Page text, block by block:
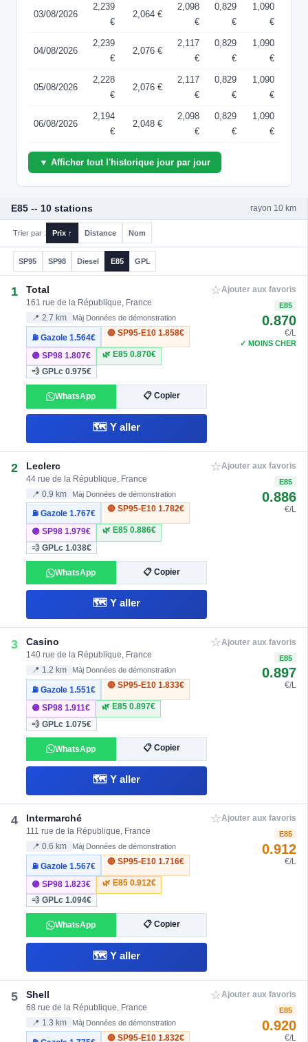
03/08/2026
2,239
€
2,064 €
2,098
€
0,829
€
1,090
€
04/08/2026
2,239
€
2,076 €
2,117
€
0,829
€
1,090
€
05/08/2026
2,228
€
2,076 €
2,117
€
0,829
€
1,090
€
06/08/2026
2,194
€
2,048 €
2,098
€
0,829
€
1,090
€
▼ Afficher tout l'historique jour par jour
E85 -- 10 stations rayon 10 km
Trier par : Prix ↑ Distance Nom
SP95 SP98 Diesel E85 GPL
1 Total
161 rue de la République, France
📍 2.7 km Màj Données de démonstration
⛽ Gazole1.564€
🔴 SP95-E10 1.858€
🟣 SP981.807€ 🌿 E85 0.870€
💨 GPLc0.975€
WhatsApp 📋 Copier
🗺️ Y aller
☆Ajouter aux favoris
E85
0.870
€/L
✓ MOINS CHER
2 Leclerc
44 rue de la République, France
📍 0.9 km Màj Données de démonstration
⛽ Gazole1.767€
🔴 SP95-E10 1.782€
🟣 SP981.979€ 🌿 E85 0.886€
💨 GPLc1.038€
WhatsApp 📋 Copier
🗺️ Y aller
☆Ajouter aux favoris
E85
0.886
€/L
3 Casino
140 rue de la République, France
📍 1.2 km Màj Données de démonstration
⛽ Gazole1.551€
🔴 SP95-E10 1.833€
🟣 SP981.911€ 🌿 E85 0.897€
💨 GPLc1.075€
WhatsApp 📋 Copier
🗺️ Y aller
☆Ajouter aux favoris
E85
0.897
€/L
4 Intermarché
111 rue de la République, France
📍 0.6 km Màj Données de démonstration
⛽ Gazole1.567€
🔴 SP95-E10 1.716€
🟣 SP981.823€ 🌿 E85 0.912€
💨 GPLc1.094€
WhatsApp 📋 Copier
🗺️ Y aller
☆Ajouter aux favoris
E85
0.912
€/L
5 Shell
68 rue de la République, France
📍 1.3 km Màj Données de démonstration
🔴 SP95-E10 1.832€
☆Ajouter aux favoris
E85
0.920
€/L